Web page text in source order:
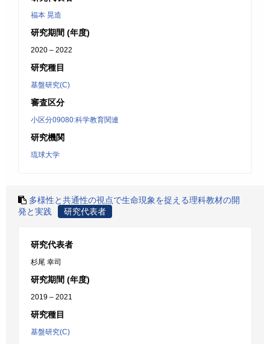
福本 晃造
研究期間 (年度)
2020 – 2022
研究種目
基盤研究(C)
審査区分
小区分09080:科学教育関連
研究機関
琉球大学
多様性と共通性の視点で生命現象を捉える理科教材の開
発と実践
研究代表者
研究代表者
杉尾 幸司
研究期間 (年度)
2019 – 2021
研究種目
基盤研究(C)